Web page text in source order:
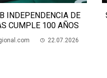
MIGUEL: AVANZAN
Y BUSCAN FONDOS
21.07.2026